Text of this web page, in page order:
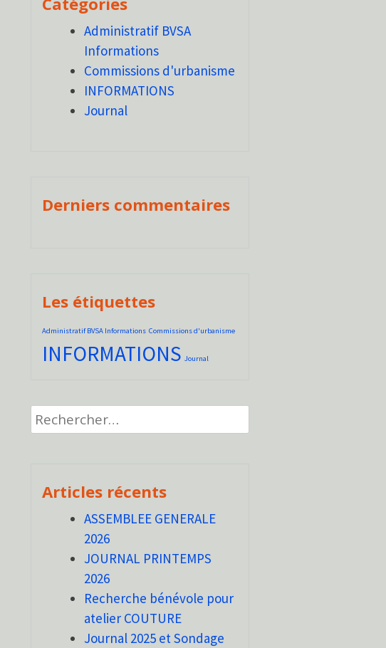
Administratif BVSA
Informations
Commissions d'urbanisme
INFORMATIONS
Journal
Derniers commentaires
Les étiquettes
Administratif BVSA Informations Commissions d'urbanisme
INFORMATIONS Journal
Rechercher :
Articles récents
ASSEMBLEE GENERALE
2026
JOURNAL PRINTEMPS
2026
Recherche bénévole pour
atelier COUTURE
Journal 2025 et Sondage